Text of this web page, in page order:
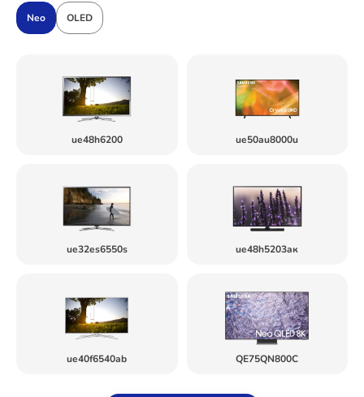
Neo OLED
ue48h6200 ue50au8000u
ue32es6550s ue48h5203aк
ue40f6540ab QE75QN800C